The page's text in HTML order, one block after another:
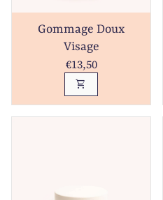
Gommage Doux
Visage
Prix normal
€13,50
shopping_cart